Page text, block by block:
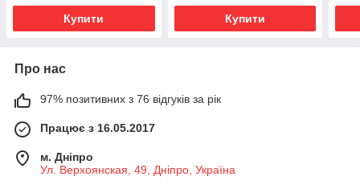
Купити Купити
Про нас
97% позитивних з 76 відгуків за рік
Працює з 16.05.2017
м. Дніпро
Ул. Верхоянская, 49, Дніпро, Україна